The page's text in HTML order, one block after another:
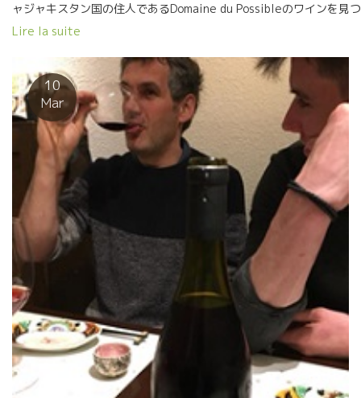
ャジャキスタン国の住人であるDomaine du Possibleのワインを見
喜び。 エドゥワールもここ３年ほど前からワインの質が飛躍的に向
スタッフさんも美味しさに納得。
Lire la suite
10
Mar